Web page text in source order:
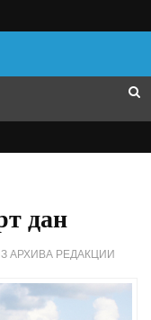
дан
АРХИВА РЕДАКЦИИ